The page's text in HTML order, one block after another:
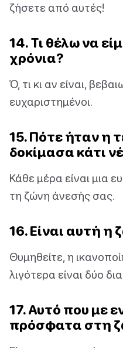
ζήσετε από αυτές!
14. Τι θέλω να
χρόνια?
Ό, τι κι αν είναι,
ευχαριστημένοι.
15. Πότε ήταν η
δοκίμασα κάτι
Κάθε μέρα είναι μια
τη ζώνη άνεσής σας.
16. Είναι αυτή η
Θυμηθείτε, η
λιγότερα είναι δύο
17. Αυτό που με
πρόσφατα στη